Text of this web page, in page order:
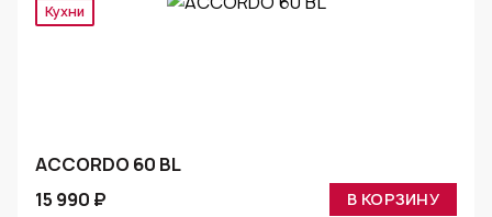
Кухни
ACCORDO 60 BL
15 990 ₽
В КОРЗИНУ